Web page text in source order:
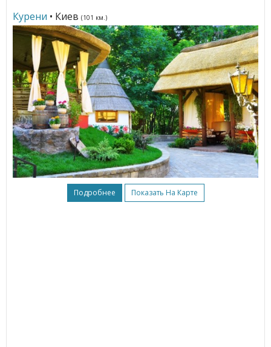
Курени • Киев (101 км.)
Подробнее Показать На Карте